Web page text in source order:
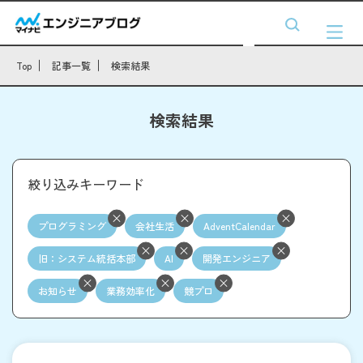
Top 記事一覧 検索結果
検索結果
絞り込みキーワード
プログラミング 会社生活 AdventCalendar
旧：システム統括本部 AI 開発エンジニア
お知らせ 業務効率化 競プロ